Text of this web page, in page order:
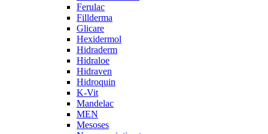
Ferulac
Fillderma
Glicare
Hexidermol
Hidraderm
Hidraloe
Hidraven
Hidroquin
K-Vit
Mandelac
MEN
Mesoses